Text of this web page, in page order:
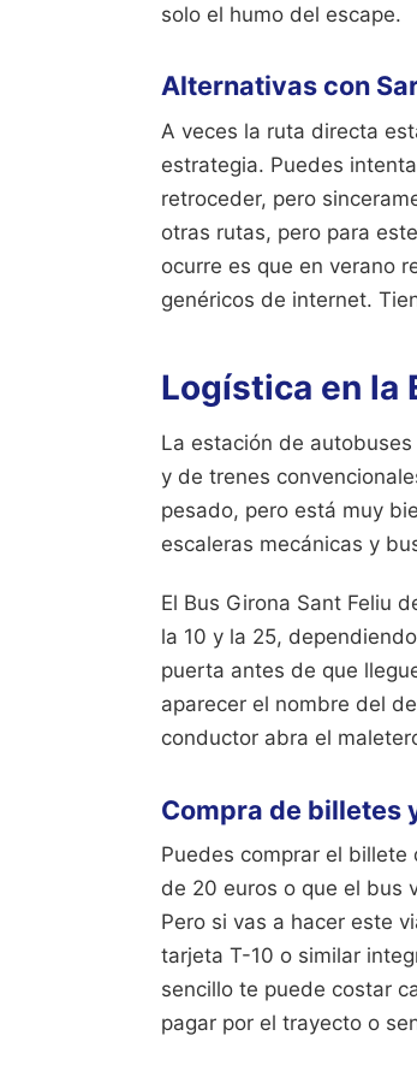
solo el humo del escape.
Alternativas con
A veces la ruta directa
estrategia. Puedes
retroceder, pero
otras rutas, pero para
ocurre es que en verano
genéricos de internet.
Logística en la
La estación de
y de trenes
pesado, pero está muy
escaleras mecánicas y
El Bus Girona Sant Feliu
la 10 y la 25,
puerta antes de que
aparecer el nombre del
conductor abra el
Compra de billetes
Puedes comprar el
de 20 euros o que el bus
Pero si vas a hacer este
tarjeta T-10 o similar
sencillo te puede costar
pagar por el trayecto o